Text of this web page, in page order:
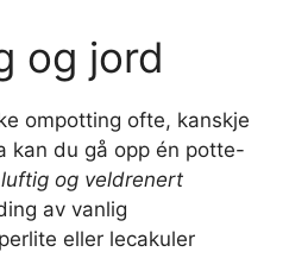
og jord
ompotting ofte, kanskje
kan du gå opp én potte-
luftig og veldrenert
av vanlig
eller lecakuler